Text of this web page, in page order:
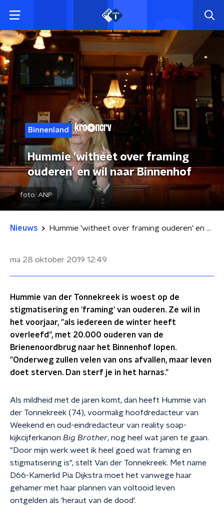
Binnenland
Hummie 'witheet over framing
ouderen' en wil naar Binnenhof
foto: ANP
Nieuws Hummie 'witheet over framing ouderen' en wil naar Binnenhof
ma 28 oktober 2019 12:49
Hummie van der Tonnekreek is woest op de
stigmatisering en 'framing' van ouderen. Ze wil in
het voorjaar, "als iedereen de winter heeft
overleefd", met 20.000 ouderen van de
Brienenoordbrug naar het Binnenhof lopen.
"Onderweg zullen velen van ons afvallen, maar leven
doet sterven. Dan sterf je in het harnas."
Als mildheid met de jaren komt, dan heeft Hummie van
der Tonnekreek (74), voormalig hoofdredacteur van
Weekend en oud-eindredacteur van reality soap-
kijkcijferkanon Big Brother, nog heel wat jaren te gaan.
"Door mijn werk weet ik heel goed wat framing en
stigmatisering is", stelt Van der Tonnekreek. Met name
D66-Kamerlid Pia Dijkstra moet het vanwege haar
gehamer met haar plannen van voltooid leven
ontgelden als 'heraut van de dood'.